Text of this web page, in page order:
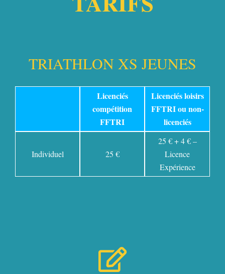
TRIATHLON XS JEUNES
Licenciés
compétition
FFTRI
Licenciés loisirs
FFTRI ou non-
licenciés
Individuel 25 €
25 € + 4 € –
Licence
Expérience